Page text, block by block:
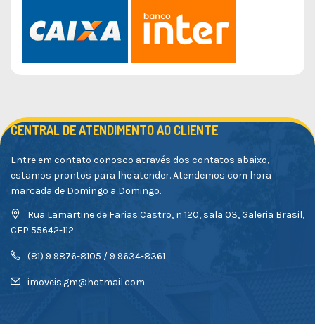
CENTRAL DE ATENDIMENTO AO CLIENTE
Entre em contato conosco através dos contatos abaixo,
estamos prontos para lhe atender. Atendemos com hora
marcada de Domingo a Domingo.
Rua Lamartine de Farias Castro, n 120, sala 03, Galeria Brasil,
CEP 55642-112
(81) 9 9876-8105 / 9 9634-8361
imoveis.gm@hotmail.com